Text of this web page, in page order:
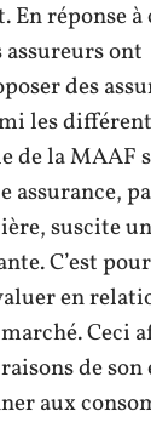
En réponse à
ont
des
les
de la MAAF
assurance,
suscite
C’est
en
Ceci
de son
aux